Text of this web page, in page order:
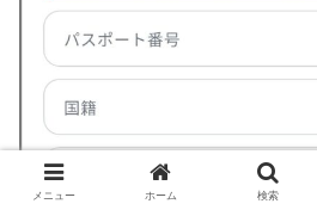
メニュー ホーム 検索